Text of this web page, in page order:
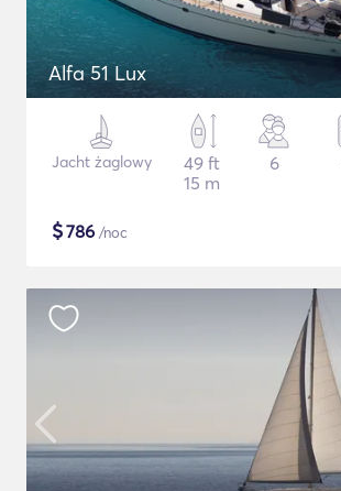
Alfa 51 Lux
Jacht żaglowy
49 ft
15 m
6
$786 /noc